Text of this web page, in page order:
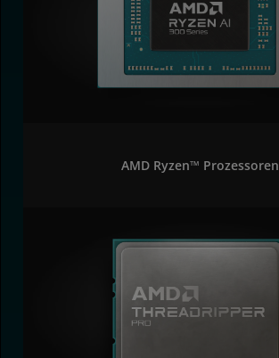
AMD Ryzen™ Prozessoren